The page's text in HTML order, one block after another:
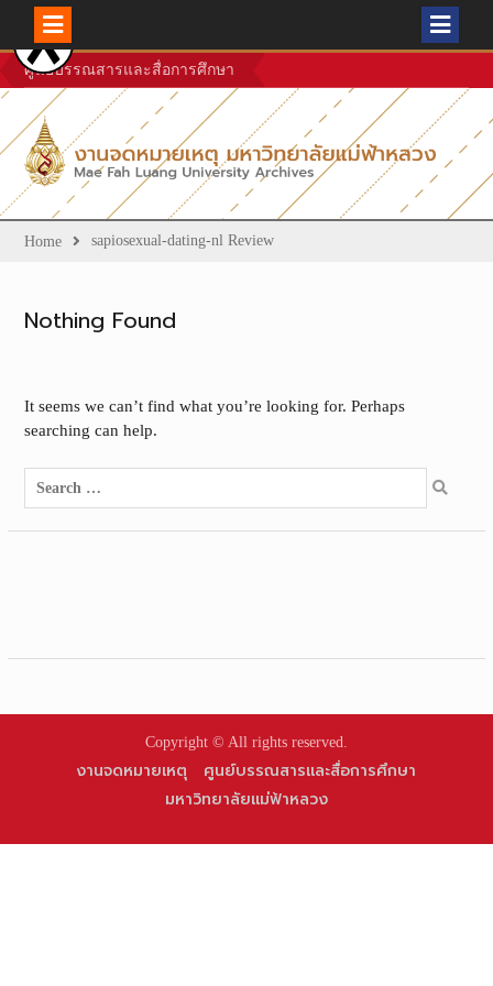
Skip
to
content
ศูนย์บรรณสารและสื่อการศึกษา
Home sapiosexual-dating-nl Review
Nothing Found
It seems we can’t find what you’re looking for. Perhaps
searching can help.
Search
for:
Copyright © All rights reserved.
งานจดหมายเหตุ
ศูนย์บรรณสารและสื่อการศึกษา
มหาวิทยาลัยแม่ฟ้าหลวง